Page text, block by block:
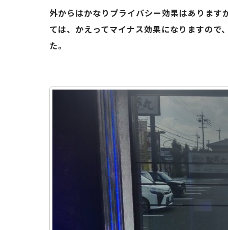
外からはかなりプライバシー効果はありま
ては、かえってマイナス効果になりますので
た。